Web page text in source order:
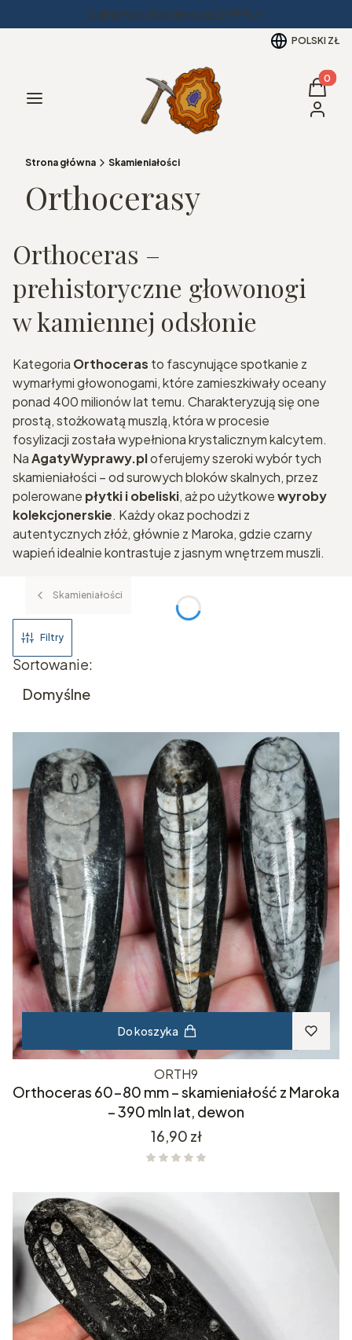
Darmowa dostawa od 299PLN
POLSKI ZŁ
Menu
Koszyk
Strona główna Skamieniałości
Orthocerasy
Orthoceras –
prehistoryczne głowonogi
w kamiennej odsłonie
Kategoria Orthoceras to fascynujące spotkanie z
wymarłymi głowonogami, które zamieszkiwały oceany
ponad 400 milionów lat temu. Charakteryzują się one
prostą, stożkowatą muszlą, która w procesie
fosylizacji została wypełniona krystalicznym kalcytem.
NaAgatyWyprawy.ploferujemy szeroki wybór tych
skamieniałości – od surowych bloków skalnych, przez
polerowane płytki i obeliski, aż po użytkowewyroby
kolekcjonerskie. Każdy okaz pochodzi z
autentycznych złóż, głównie z Maroka, gdzie czarny
wapień idealnie kontrastuje z jasnym wnętrzem muszli.
Skamieniałości
Filtry
Lista produktów
Sortowanie:
Domyślne
Do koszyka
ORTH9
Orthoceras 60-80 mm – skamieniałość z Maroka
– 390 mln lat, dewon
Cena
16,90 zł